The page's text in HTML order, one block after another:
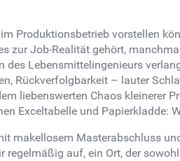
Produktionsbetrieb vorstellen
zur Job-Realität gehört,
Lebensmittelingenieurs
Rückverfolgbarkeit – lauter
liebenswerten Chaos kleinerer
Exceltabelle und Papierkladde:
makellosem Masterabschluss
auf, ein Ort, der